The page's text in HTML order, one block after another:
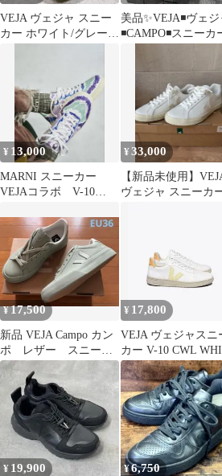
VEJA ヴェジャ スニー
カー ホワイト/グレー系
美品✨VEJA◾️ヴェジ
◾️CAMPO◾️スニーカー
¥ 13,000
MARNI スニーカー
VEJAコラボ V-10
¥33,000
【新品未使用】
ヴェジャ スニーカ
¥17,500
新品 VEJA Campo カン
ポ レザー スニーカ
ーEU36 23cm
¥ 17,800
VEJA ヴェジャスニ
カー V-10 CWL
SUN PEACH
¥ 19,900 ¥6,750